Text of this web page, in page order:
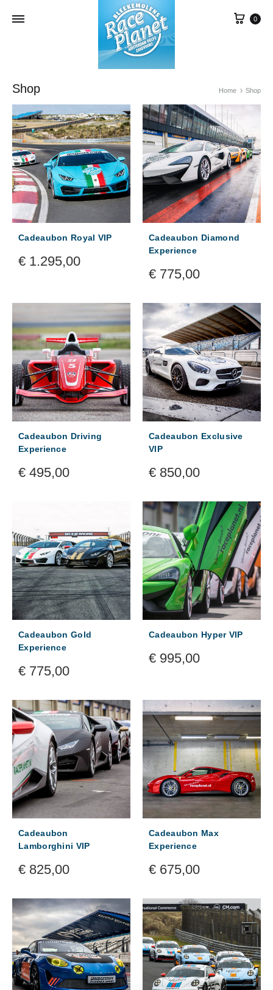
0
Shop Home Shop
Cadeaubon Royal VIP
€ 1.295,00
Cadeaubon Diamond
Experience
€ 775,00
Cadeaubon Driving
Experience
€ 495,00
Cadeaubon Exclusive
VIP
€ 850,00
Cadeaubon Gold
Experience
€ 775,00
Cadeaubon Hyper VIP
€ 995,00
Cadeaubon
Lamborghini VIP
€ 825,00
Cadeaubon Max
Experience
€ 675,00